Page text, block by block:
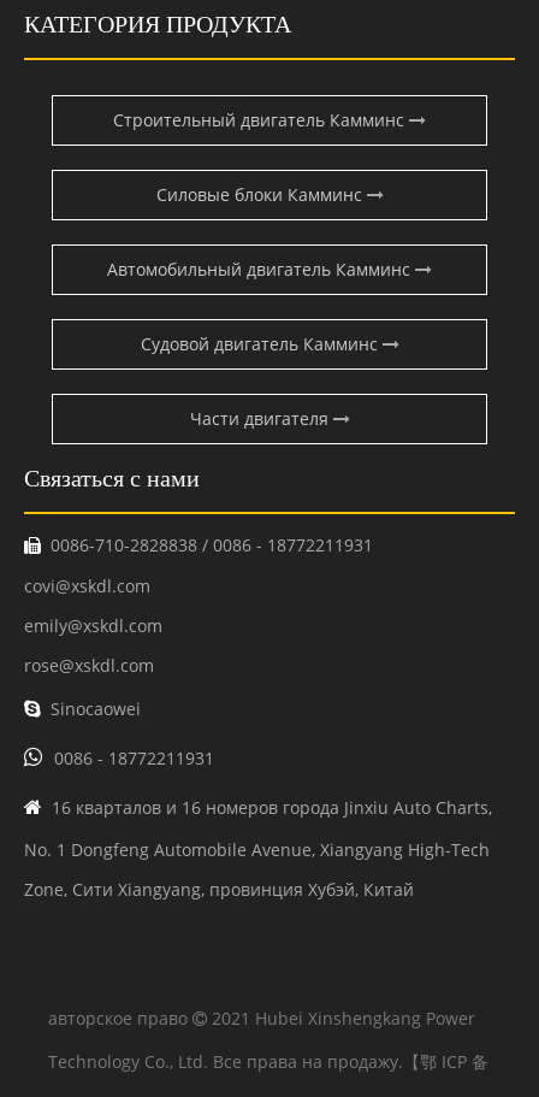
КАТЕГОРИЯ ПРОДУКТА
Строительный двигатель Камминс
Силовые блоки Камминс
Автомобильный двигатель Камминс
Судовой двигатель Камминс
Части двигателя
Связаться с нами
 0086-710-2828838 / 0086 - 18772211931
covi@xskdl.com
emily@xskdl.com
rose@xskdl.com
 Sinocaowei
 0086 - 18772211931
 16 кварталов и 16 номеров города Jinxiu Auto Charts,
No. 1 Dongfeng Automobile Avenue, Xiangyang High-Tech
Zone, Сити Xiangyang, провинция Хубэй, Китай
авторское право  2021 Hubei Xinshengkang Power
Technology Co., Ltd. Все права на продажу. 【鄂 ICP 备